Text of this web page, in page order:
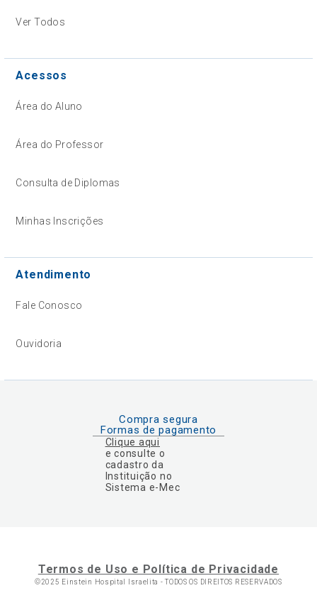
Ver Todos
Acessos
Área do Aluno
Área do Professor
Consulta de Diplomas
Minhas Inscrições
Atendimento
Fale Conosco
Ouvidoria
Compra segura
Formas de pagamento
Clique aqui
e consulte o
cadastro da
Instituição no
Sistema e-Mec
Termos de Uso e Política de Privacidade
©2025 Einstein Hospital Israelita -TODOS OS DIREITOS RESERVADOS